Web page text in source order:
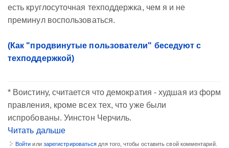
есть круглосуточная техподдержка, чем я и не
преминул воспользоваться.
(Как "продвинутые пользователи" беседуют с
техподдержкой)
* Воистину, считается что демократия - худшая из форм
правления, кроме всех тех, что уже были
испробованы. Уинстон Черчиль.
Читать дальше
Войти или зарегистрироваться для того, чтобы оставить свой комментарий.